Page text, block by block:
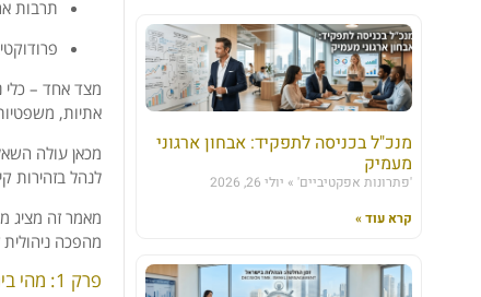
מנכ"ל בכניסה לתפקיד: אבחון ארגוני
מעמיק
'פתרונות אפקטיביים'
יולי 26, 2026
קרא עוד »
תרבות
מצד אחד – כלי
אתיות,
מכאן עולה
לנהל בזהירות
מאמר זה מציג
מהפכה ניהולית
פרק 1: מהי בינה מלאכותית בניהול עובדים – אקו-סיסטם טכנולוגי שלם